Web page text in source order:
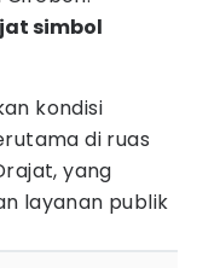
simbol
kondisi
di ruas
yang
layanan publik